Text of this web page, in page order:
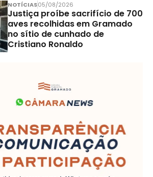
NOTÍCIAS05/08/2026
Justiça proíbe sacrifício de 700
aves recolhidas em Gramado
no sítio de cunhado de
Cristiano Ronaldo